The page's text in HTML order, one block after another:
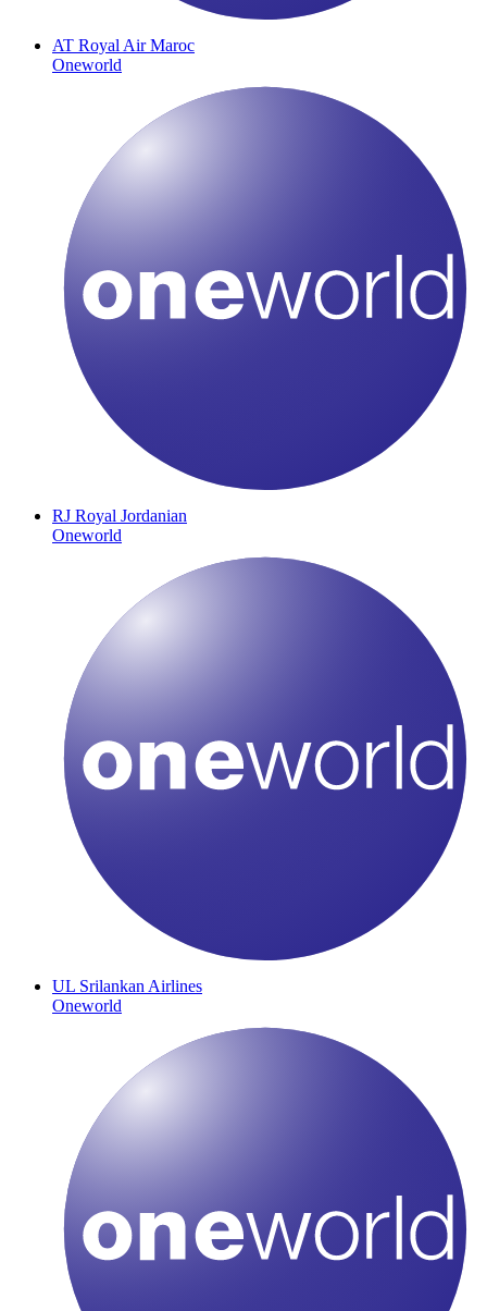
AT Royal Air Maroc
Oneworld
RJ Royal Jordanian
Oneworld
UL Srilankan Airlines
Oneworld